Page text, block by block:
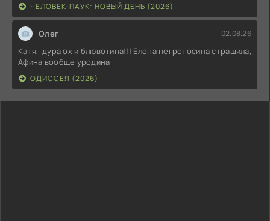
ЧЕЛОВЕК-ПАУК: НОВЫЙ ДЕНЬ (2026)
Олег 02.08.26
Катя, дура ох и блювотина!!! Елена негретосина страшила,
Афина вообще уродина
ОДИССЕЯ (2026)